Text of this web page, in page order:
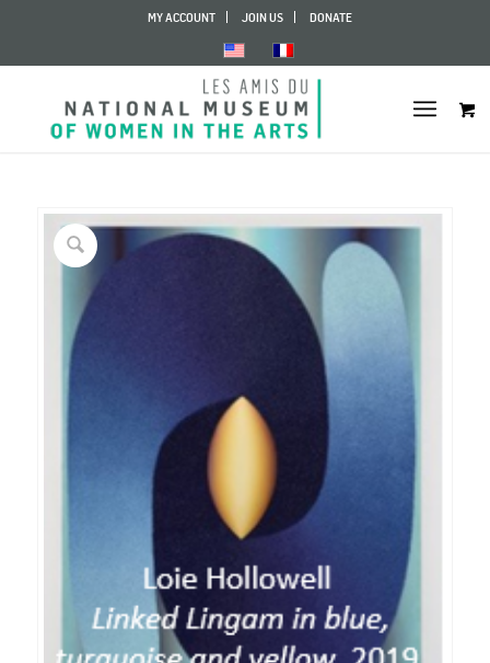
MY ACCOUNT JOIN US DONATE